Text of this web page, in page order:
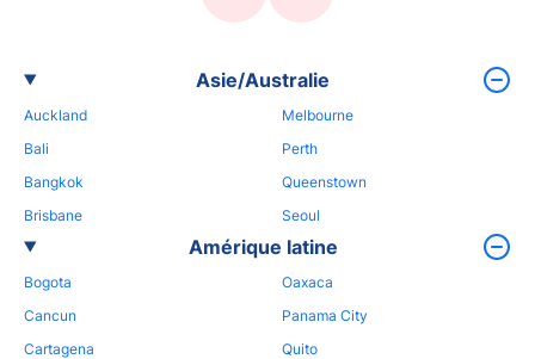
Asie/Australie
Auckland
Bali
Bangkok
Brisbane
Melbourne
Perth
Queenstown
Seoul
Amérique latine
Bogota
Cancun
Cartagena
Oaxaca
Panama City
Quito